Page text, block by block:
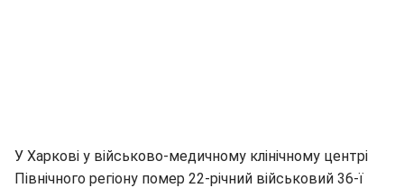
У Харкові у військово-медичному клінічному центрі
Північного регіону помер 22-річний військовий 36-ї